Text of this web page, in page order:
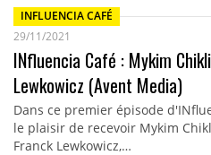
INFLUENCIA CAFÉ
29/11/2021
INfluencia Café : Mykim
Lewkowicz (Avent Media)
Dans ce premier épisode
le plaisir de recevoir Mykim
Franck Lewkowicz,…